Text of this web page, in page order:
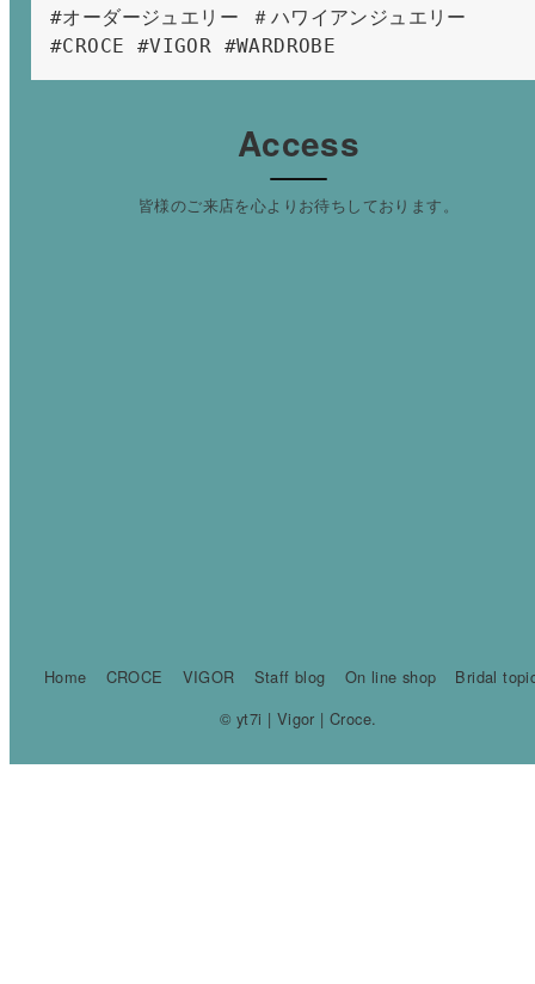
#オーダージュエリー ＃ハワイアンジュエリー
#CROCE #VIGOR #WARDROBE
Access
皆様のご来店を心よりお待ちしております。
Home CROCE VIGOR Staff blog On line shop
Bridal
© yt7i | Vigor | Croce.